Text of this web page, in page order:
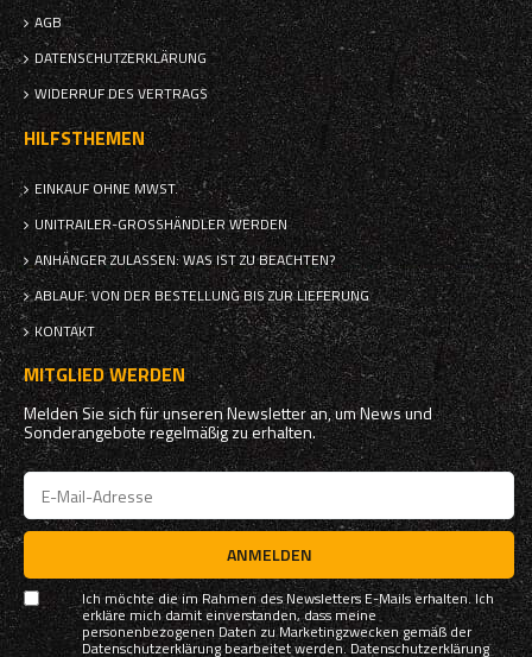
AGB
DATENSCHUTZERKLÄRUNG
WIDERRUF DES VERTRAGS
HILFSTHEMEN
EINKAUF OHNE MWST.
UNITRAILER-GROSSHÄNDLER WERDEN
ANHÄNGER ZULASSEN: WAS IST ZU BEACHTEN?
ABLAUF: VON DER BESTELLUNG BIS ZUR LIEFERUNG
KONTAKT
MITGLIED WERDEN
Melden Sie sich für unseren Newsletter an, um News und
Sonderangebote regelmäßig zu erhalten.
ANMELDEN
Ich möchte die im Rahmen des Newsletters E-Mails erhalten. Ich
erkläre mich damit einverstanden, dass meine
personenbezogenen Daten zu Marketingzwecken gemäß der
Datenschutzerklärung bearbeitet werden.Datenschutzerklärung